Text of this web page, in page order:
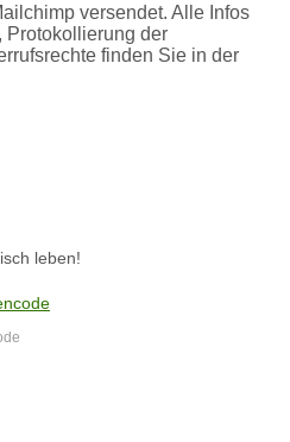
versendet. Alle Infos
Protokollierung der
finden Sie in der
leben!